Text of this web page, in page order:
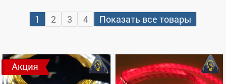
1 2 3 4 Показать все товары